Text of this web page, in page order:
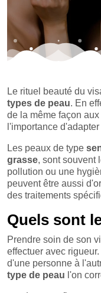
Le rituel beauté du
types de peau. En
de la même façon
l'importance
Les peaux de type
grasse, sont souvent
pollution ou une
peuvent être aussi
des traitements
Quels sont
Prendre soin de son
effectuer avec
d'une personne à
type de peau l'on